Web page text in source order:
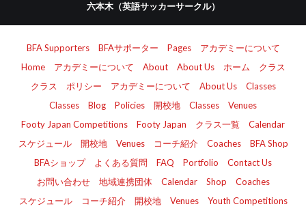
六本木（英語サッカーサークル）
BFA Supporters BFAサポーター Pages
アカデミーについて
Home
アカデミーについて About About Us ホーム
クラス
クラス
ポリシー アカデミーについて About Us
Classes
Classes
Blog Policies 開校地 Classes
Venues
Footy Japan Competitions
Footy Japan クラス一覧
Calendar
スケジュール
開校地 Venues コーチ紹介 Coaches
BFA Shop
BFAショップ
よくある質問 FAQ Portfolio
Contact Us
お問い合わせ
地域連携団体 Calendar Shop
Coaches
スケジュール
コーチ紹介 開校地 Venues Youth Competitions